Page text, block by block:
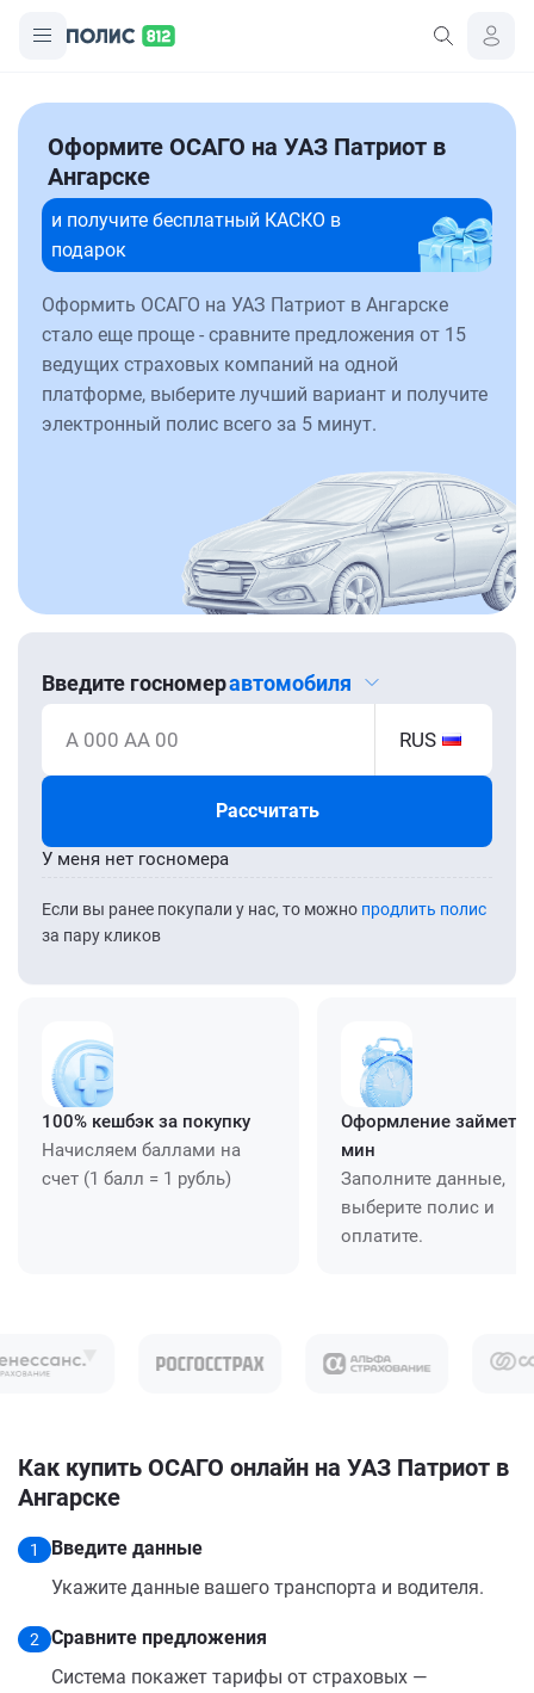
Оформите ОСАГО на УАЗ Патриот в
Ангарске
и получите бесплатный КАСКО в
подарок
Оформить ОСАГО на УАЗ Патриот в Ангарске
стало еще проще - сравните предложения от 15
ведущих страховых компаний на одной
платформе, выберите лучший вариант и получите
электронный полис всего за 5 минут.
Введите госномеравтомобиля
А 000 АА 00 RUS
Рассчитать
Если вы ранее покупали у нас, то можно продлить полис
за пару кликов
У меня нет госномера
100% кешбэк за покупку
Начисляем баллами на
счет (1 балл = 1 рубль)
Оформление займет
мин
Заполните данные,
выберите полис и
оплатите.
Как купить ОСАГО онлайн на УАЗ Патриот в
Ангарске
1
Введите данные
Укажите данные вашего транспорта и водителя.
2
Сравните предложения
Система покажет тарифы от страховых —